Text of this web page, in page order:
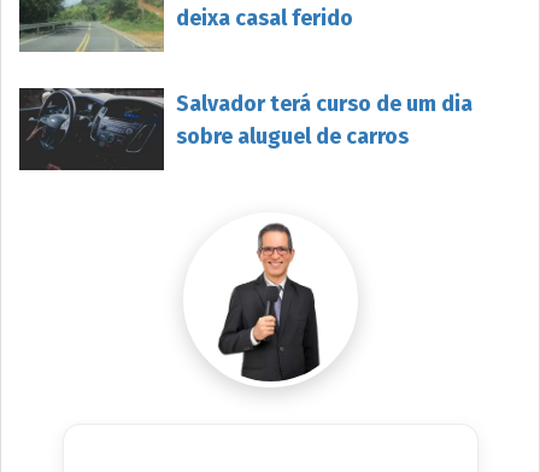
deixa casal ferido
Salvador terá curso de um dia
sobre aluguel de carros